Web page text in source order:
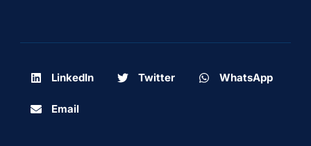
LinkedIn Twitter WhatsApp
Email